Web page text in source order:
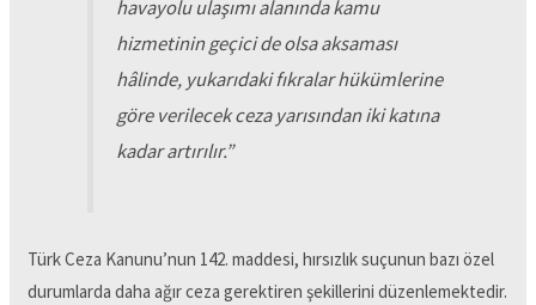
havayolu ulaşımı alanında kamu
hizmetinin geçici de olsa aksaması
hâlinde, yukarıdaki fıkralar hükümlerine
göre verilecek ceza yarısından iki katına
kadar artırılır.”
Türk Ceza Kanunu’nun 142. maddesi, hırsızlık suçunun bazı özel
durumlarda daha ağır ceza gerektiren şekillerini düzenlemektedir.